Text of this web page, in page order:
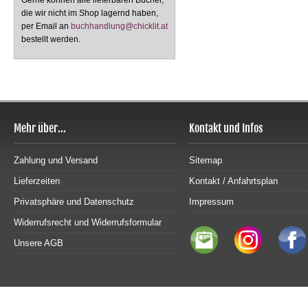
die wir nicht im Shop lagernd haben,
per Email an buchhandlung@chicklit.at
bestellt werden.
Mehr über...
Zahlung und Versand
Lieferzeiten
Privatsphäre und Datenschutz
Widerrufsrecht und Widerrufsformular
Unsere AGB
Kontakt und Infos
Sitemap
Kontakt / Anfahrtsplan
Impressum